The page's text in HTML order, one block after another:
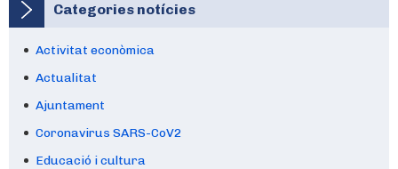
Categories notícies
Activitat econòmica
Actualitat
Ajuntament
Coronavirus SARS-CoV2
Educació i cultura